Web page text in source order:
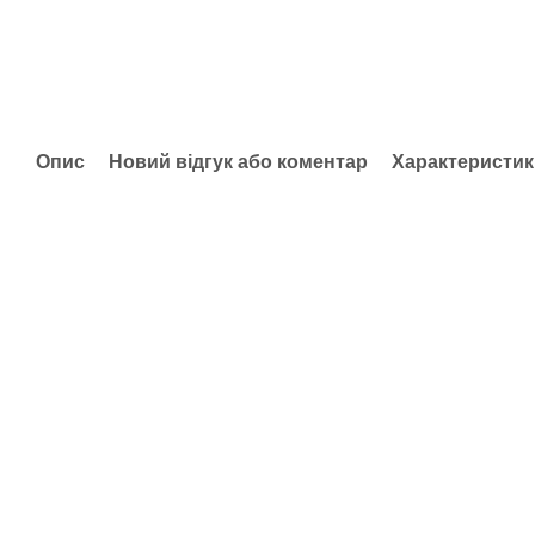
Опис Новий відгук або коментар